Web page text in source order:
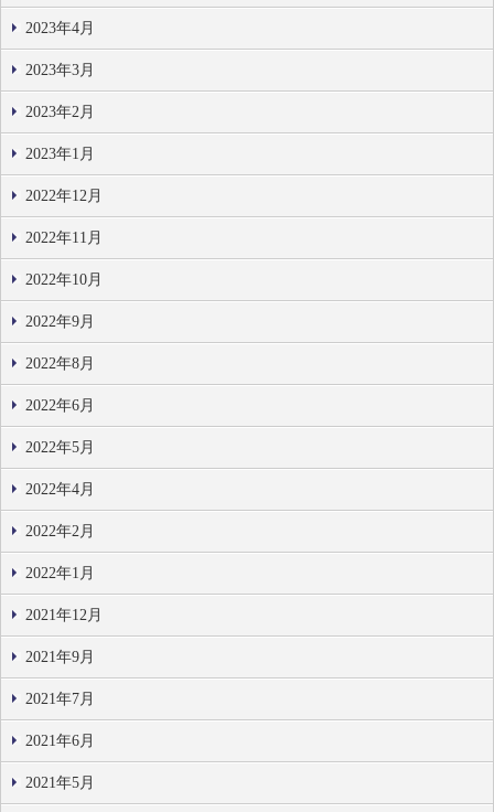
2023年4月
2023年3月
2023年2月
2023年1月
2022年12月
2022年11月
2022年10月
2022年9月
2022年8月
2022年6月
2022年5月
2022年4月
2022年2月
2022年1月
2021年12月
2021年9月
2021年7月
2021年6月
2021年5月